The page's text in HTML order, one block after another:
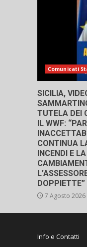
Comunicati
SICILIA,
TUTELA DEI
IL WWF:
CONTINUA
INCENDI E
DOPPIETTE”
7 Agosto 2026
Info e Contatti